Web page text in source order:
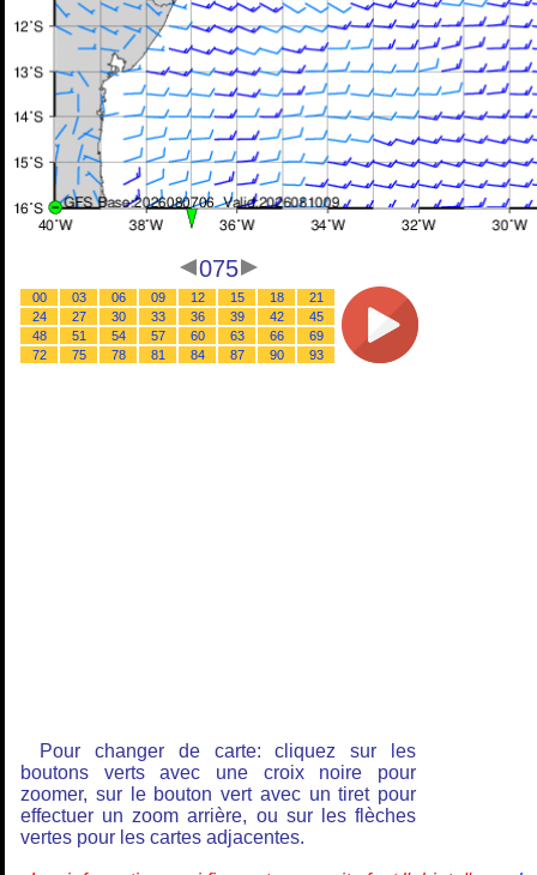
075
00 03 06 09 12 15 18
21
24
27 30 33 36 39 42
45
48
51 54 57 60 63 66
69
72
75 78 81 84 87 90 93
Pour changer de carte: cliquez sur les
boutons verts avec une croix noire pour
zoomer, sur le bouton vert avec un tiret pour
effectuer un zoom arrière, ou sur les flèches
vertes pour les cartes adjacentes.